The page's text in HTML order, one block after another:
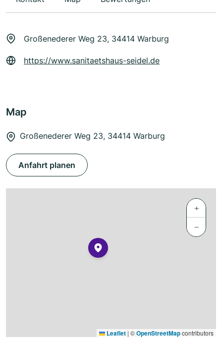
Großenederer Weg 23, 34414 Warburg
https://www.sanitaetshaus-seidel.de
Map
Großenederer Weg 23, 34414 Warburg
Anfahrt planen
+
−
Leaflet | ©OpenStreetMapcontributors